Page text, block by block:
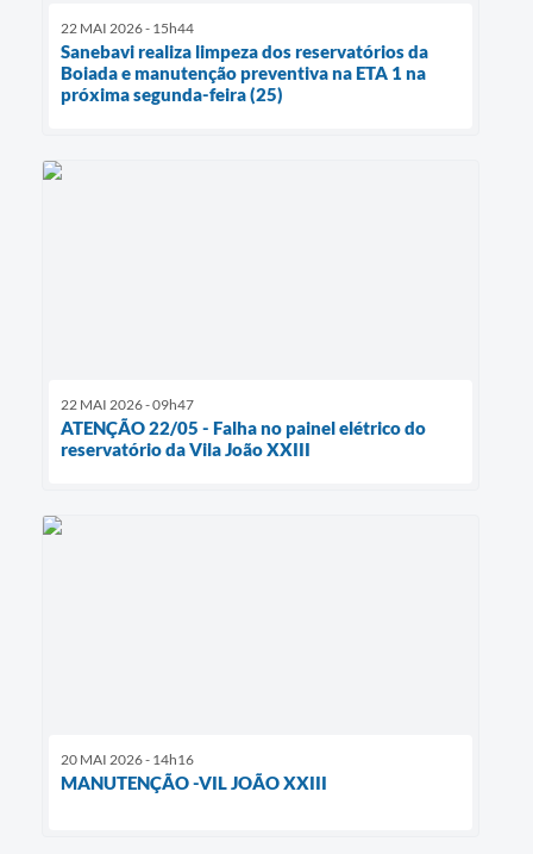
22 MAI 2026 - 15h44
Sanebavi realiza limpeza dos reservatórios da
Boiada e manutenção preventiva na ETA 1 na
próxima segunda-feira (25)
22 MAI 2026 - 09h47
ATENÇÃO 22/05 - Falha no painel elétrico do
reservatório da Vila João XXIII
20 MAI 2026 - 14h16
MANUTENÇÃO -VIL JOÃO XXIII